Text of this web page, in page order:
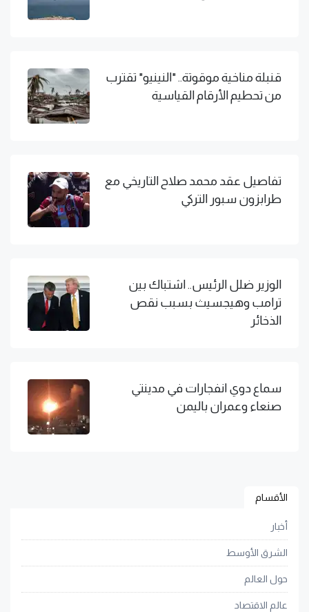
قنبلة مناخية موقوتة.. "النينيو" تقترب
من تحطيم الأرقام القياسية
تفاصيل عقد محمد صلاح التاريخي مع
طرابزون سبور التركي
الوزير ضلل الرئيس.. اشتباك بين
ترامب وهيجسيث بسبب نقص
الذخائر
سماع دوي انفجارات في مدينتي
صنعاء وعمران باليمن
الأقسام
أخبار
الشرق الأوسط
حول العالم
عالم الاقتصاد